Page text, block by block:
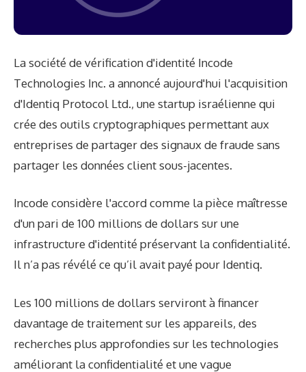
La société de vérification d'identité Incode
Technologies Inc. a annoncé aujourd'hui l'acquisition
d'Identiq Protocol Ltd., une startup israélienne qui
crée des outils cryptographiques permettant aux
entreprises de partager des signaux de fraude sans
partager les données client sous-jacentes.
Incode considère l'accord comme la pièce maîtresse
d'un pari de 100 millions de dollars sur une
infrastructure d'identité préservant la confidentialité.
Il n’a pas révélé ce qu’il avait payé pour Identiq.
Les 100 millions de dollars serviront à financer
davantage de traitement sur les appareils, des
recherches plus approfondies sur les technologies
améliorant la confidentialité et une vague